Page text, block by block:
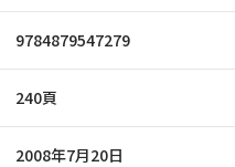
9784879547279
240頁
2008年7月20日